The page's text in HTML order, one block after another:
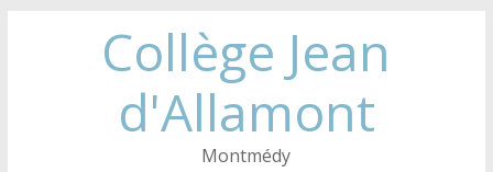
Collège Jean
d'Allamont
Montmédy